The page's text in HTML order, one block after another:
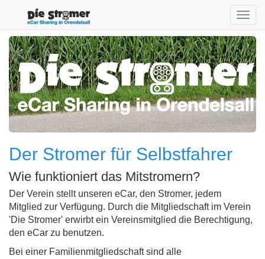
Der Stromer für Selbstfahrer
Wie funktioniert das Mitstromern?
Der Verein stellt unseren eCar, den Stromer, jedem
Mitglied zur Verfügung. Durch die Mitgliedschaft im Verein
'Die Stromer' erwirbt ein Vereinsmitglied die Berechtigung,
den eCar zu benutzen.
Bei einer Familienmitgliedschaft sind alle